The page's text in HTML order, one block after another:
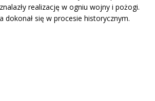
realizację w ogniu wojny i pożogi.
dokonał się w procesie historycznym.